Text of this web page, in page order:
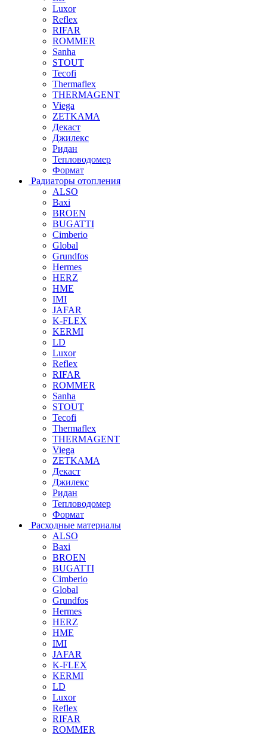
Luxor
Reflex
RIFAR
ROMMER
Sanha
STOUT
Tecofi
Thermaflex
THERMAGENT
Viega
ZETKAMA
Декаст
Джилекс
Ридан
Тепловодомер
Формат
Радиаторы отопления
ALSO
Baxi
BROEN
BUGATTI
Cimberio
Global
Grundfos
Hermes
HERZ
HME
IMI
JAFAR
K-FLEX
KERMI
LD
Luxor
Reflex
RIFAR
ROMMER
Sanha
STOUT
Tecofi
Thermaflex
THERMAGENT
Viega
ZETKAMA
Декаст
Джилекс
Ридан
Тепловодомер
Формат
Расходные материалы
ALSO
Baxi
BROEN
BUGATTI
Cimberio
Global
Grundfos
Hermes
HERZ
HME
IMI
JAFAR
K-FLEX
KERMI
LD
Luxor
Reflex
RIFAR
ROMMER